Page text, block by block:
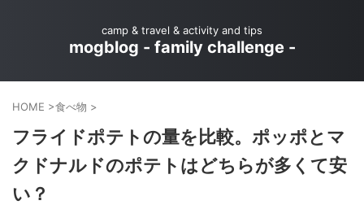
camp & travel & activity and tips
mogblog - family challenge -
HOME >食べ物 >
フライドポテトの量を比較。ポッポとマ
クドナルドのポテトはどちらが多くて安
い？